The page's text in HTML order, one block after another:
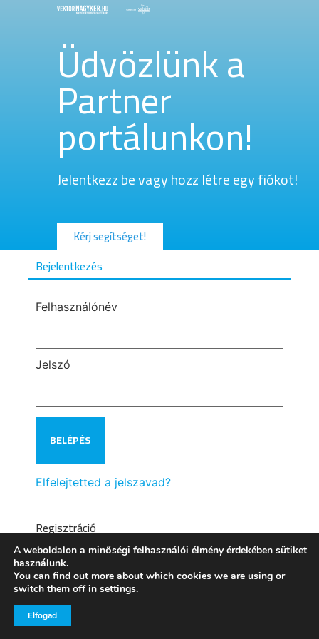
Üdvözlünk a
Partner
portálunkon!
Jelentkezz be vagy hozz létre egy fiókot!
Kérj segítséget!
Bejelentkezés
Felhasználónév
Jelszó
Elfelejtetted a jelszavad?
Regisztráció
A weboldalon a minőségi felhasználói élmény érdekében sütiket
használunk.
You can find out more about which cookies we are using or
switch them off in settings.
Elfogad